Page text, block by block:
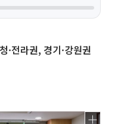
·전라권, 경기·강원권